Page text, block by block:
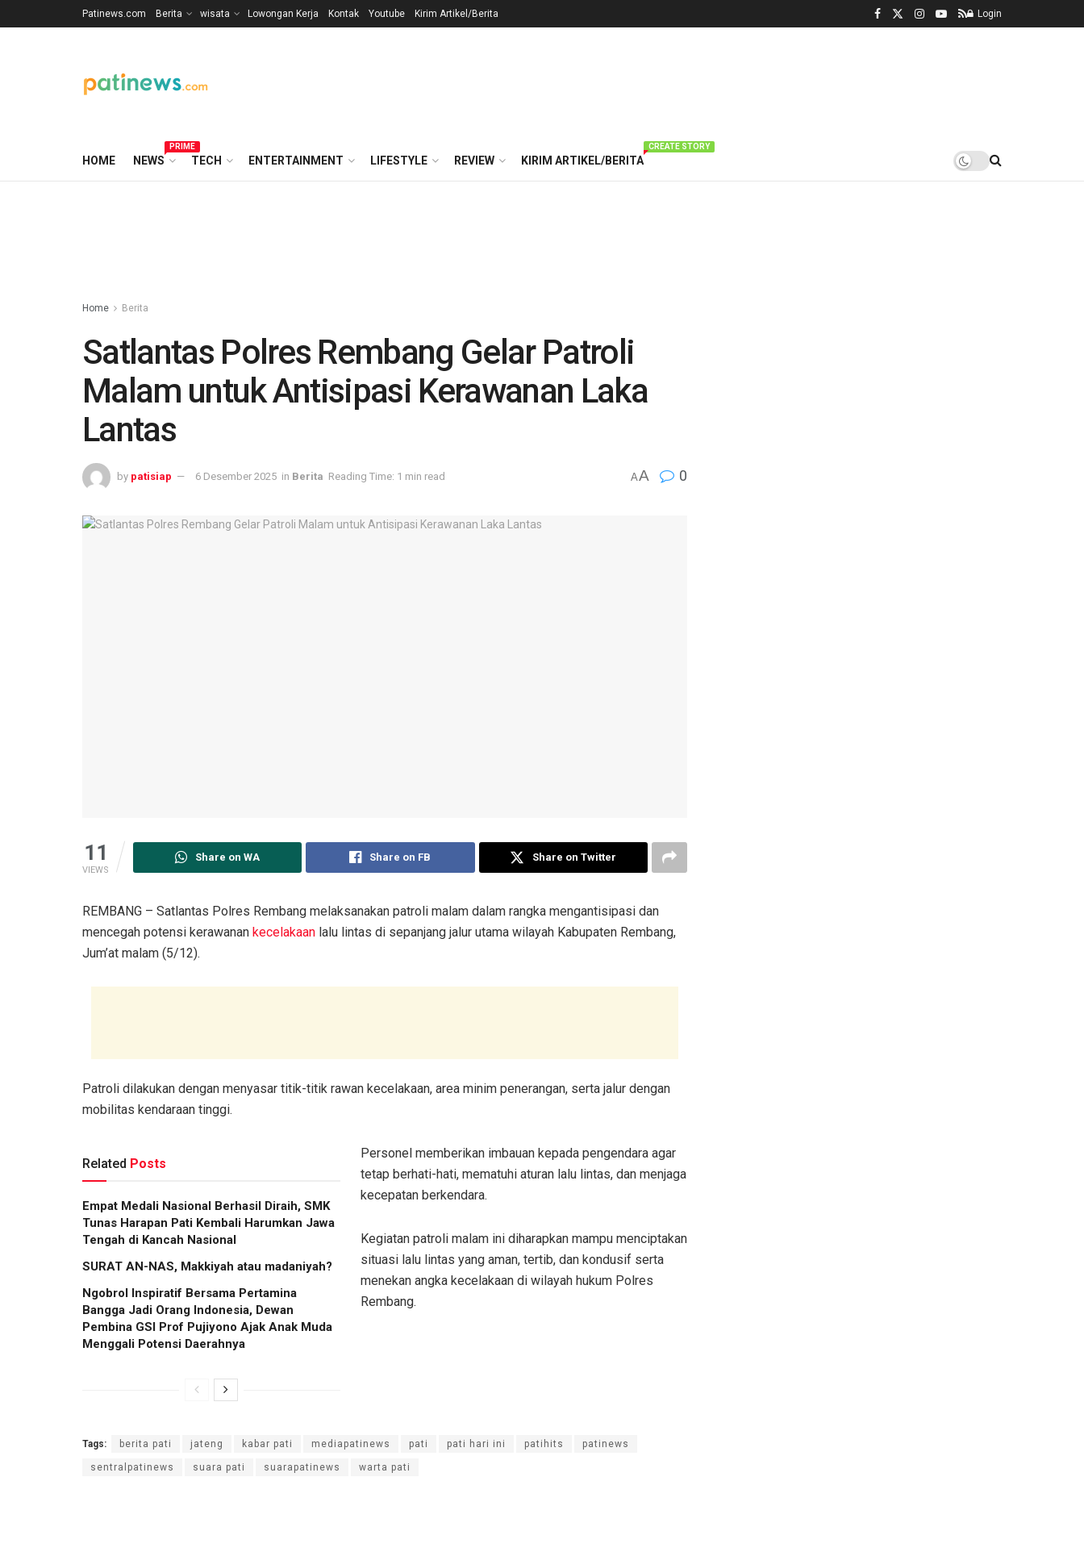
Patinews.com Berita wisata Lowongan Kerja Kontak Youtube Kirim Artikel/Berita Login
HOME NEWS
PRIME
TECH ENTERTAINMENT LIFESTYLE REVIEW KIRIM ARTIKEL/BERITA
CREATE STORY
Home Berita
Satlantas Polres Rembang Gelar Patroli
Malam untuk Antisipasi Kerawanan Laka
Lantas
by patisiap 6 Desember 2025 in Berita Reading Time: 1 min read AA 0
11
VIEWS
Share on WA Share on FB Share on Twitter
REMBANG – Satlantas Polres Rembang melaksanakan patroli malam dalam rangka mengantisipasi dan
mencegah potensi kerawanan kecelakaan lalu lintas di sepanjang jalur utama wilayah Kabupaten Rembang,
Jum’at malam (5/12).
Patroli dilakukan dengan menyasar titik-titik rawan kecelakaan, area minim penerangan, serta jalur dengan
mobilitas kendaraan tinggi.
Related Posts
Empat Medali Nasional Berhasil Diraih, SMK
Tunas Harapan Pati Kembali Harumkan Jawa
Tengah di Kancah Nasional
SURAT AN-NAS, Makkiyah atau madaniyah?
Ngobrol Inspiratif Bersama Pertamina
Bangga Jadi Orang Indonesia, Dewan
Pembina GSI Prof Pujiyono Ajak Anak Muda
Menggali Potensi Daerahnya
Personel memberikan imbauan kepada pengendara agar
tetap berhati-hati, mematuhi aturan lalu lintas, dan menjaga
kecepatan berkendara.
Kegiatan patroli malam ini diharapkan mampu menciptakan
situasi lalu lintas yang aman, tertib, dan kondusif serta
menekan angka kecelakaan di wilayah hukum Polres
Rembang.
Tags: berita pati jateng kabar pati mediapatinews pati pati hari ini patihits patinews
sentralpatinews suara pati suarapatinews warta pati